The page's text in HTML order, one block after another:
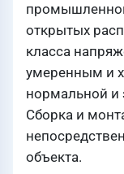
открытых
класса
умеренным и
нормальной и
Сборка и
объекта.